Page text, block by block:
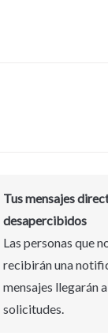
Tus mensajes
desapercibidos
Las personas que
recibirán una
mensajes llegarán
solicitudes.